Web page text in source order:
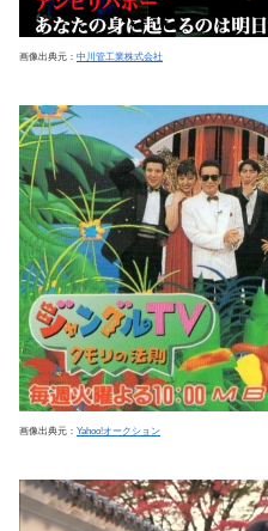
画像出典元： 中川管工業株式会社
画像出典元： Yahoo!オークション